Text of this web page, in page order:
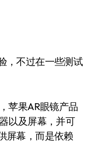
苹果AR眼镜产品
以及屏幕，并可
屏幕，而是依赖